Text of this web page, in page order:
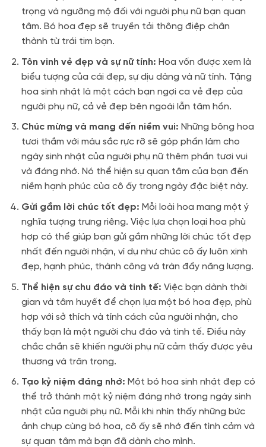
trọng và ngưỡng mộ đối với người phụ nữ bạn quan
tâm. Bó hoa đẹp sẽ truyền tải thông điệp chân
thành từ trái tim bạn.
Tôn vinh vẻ đẹp và sự nữ tính: Hoa vốn được xem là
biểu tượng của cái đẹp, sự dịu dàng và nữ tính. Tặng
hoa sinh nhật là một cách bạn ngợi ca vẻ đẹp của
người phụ nữ, cả vẻ đẹp bên ngoài lẫn tâm hồn.
Chúc mừng và mang đến niềm vui: Những bông hoa
tươi thắm với màu sắc rực rỡ sẽ góp phần làm cho
ngày sinh nhật của người phụ nữ thêm phần tươi vui
và đáng nhớ. Nó thể hiện sự quan tâm của bạn đến
niềm hạnh phúc của cô ấy trong ngày đặc biệt này.
Gửi gắm lời chúc tốt đẹp: Mỗi loài hoa mang một ý
nghĩa tượng trưng riêng. Việc lựa chọn loại hoa phù
hợp có thể giúp bạn gửi gắm những lời chúc tốt đẹp
nhất đến người nhận, ví dụ như chúc cô ấy luôn xinh
đẹp, hạnh phúc, thành công và tràn đầy năng lượng.
Thể hiện sự chu đáo và tinh tế: Việc bạn dành thời
gian và tâm huyết để chọn lựa một bó hoa đẹp, phù
hợp với sở thích và tính cách của người nhận, cho
thấy bạn là một người chu đáo và tinh tế. Điều này
chắc chắn sẽ khiến người phụ nữ cảm thấy được yêu
thương và trân trọng.
Tạo kỷ niệm đáng nhớ: Một bó hoa sinh nhật đẹp có
thể trở thành một kỷ niệm đáng nhớ trong ngày sinh
nhật của người phụ nữ. Mỗi khi nhìn thấy những bức
ảnh chụp cùng bó hoa, cô ấy sẽ nhớ đến tình cảm và
sự quan tâm mà bạn đã dành cho mình.